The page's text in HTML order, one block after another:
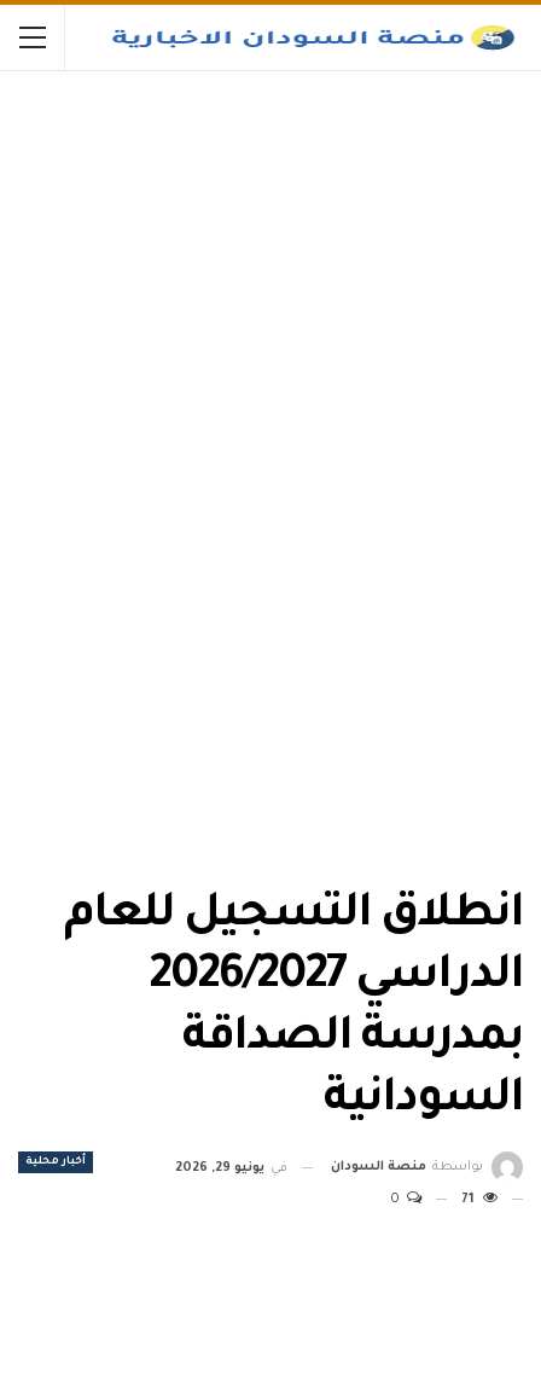
انطلاق التسجيل للعام
الدراسي 2026/2027
بمدرسة الصداقة
السودانية
أخبار محلية بواسطة منصة السودان في يونيو 29, 2026
71